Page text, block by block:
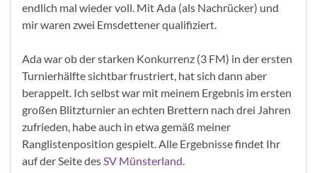
endlich mal wieder voll. Mit Ada (als Nachrücker) und
mir waren zwei Emsdettener qualifiziert.
Ada war ob der starken Konkurrenz (3 FM) in der ersten
Turnierhälfte sichtbar frustriert, hat sich dann aber
berappelt. Ich selbst war mit meinem Ergebnis im ersten
großen Blitzturnier an echten Brettern nach drei Jahren
zufrieden, habe auch in etwa gemäß meiner
Ranglistenposition gespielt. Alle Ergebnisse findet Ihr
auf der Seite desSV Münsterland.